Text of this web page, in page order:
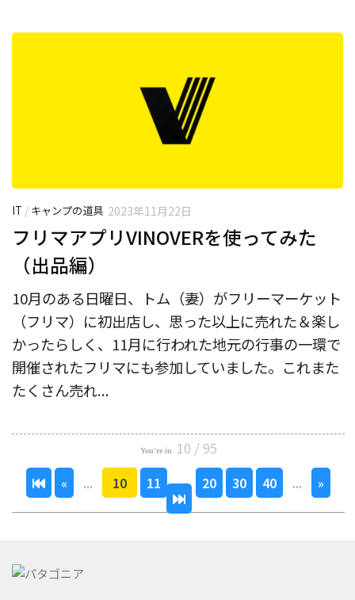
IT / キャンプの道具 2023年11月22日
フリマアプリVINOVERを使ってみた
（出品編）
10月のある日曜日、トム（妻）がフリーマーケット
（フリマ）に初出店し、思った以上に売れた＆楽し
かったらしく、11月に行われた地元の行事の一環で
開催されたフリマにも参加していました。これまた
たくさん売れ...
10 / 95
« ... 10 11 ... 20 30 40 ... »